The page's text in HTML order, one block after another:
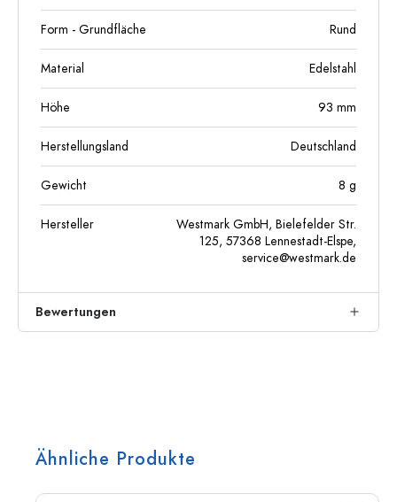
Form - Grundfläche Rund
Material Edelstahl
Höhe 93 mm
Herstellungsland Deutschland
Gewicht 8 g
Hersteller
Westmark GmbH, Bielefelder Str.
125, 57368 Lennestadt-Elspe,
service@westmark.de
Bewertungen
Ähnliche Produkte